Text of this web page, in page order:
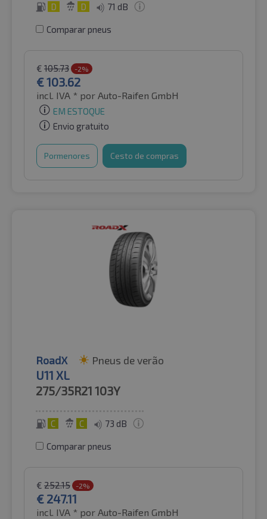
D D 71 dB
Comparar pneus
€ 105.73 -2%
€103.62
incl. IVA * por Auto-Raifen GmbH
EM ESTOQUE
Envio gratuito
Pormenores Cesto de compras
RoadX Pneus de verão
U11 XL
275/35R21 103Y
C C 73 dB
Comparar pneus
€ 252.15 -2%
€ 247.11
incl. IVA * por Auto-Raifen GmbH